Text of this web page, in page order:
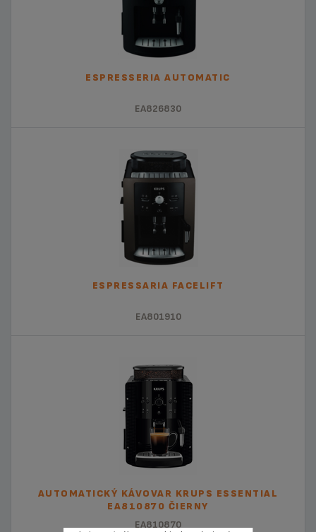
ESPRESSERIA AUTOMATIC
EA826830
ESPRESSARIA FACELIFT
EA801910
AUTOMATICKÝ KÁVOVAR KRUPS ESSENTIAL
EA810870 ČIERNY
EA810870